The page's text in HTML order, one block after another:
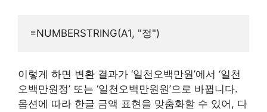
이렇게 하면 변환 결과가 ‘일천오백만원’에서 ‘일천
오백만원정’ 또는 ‘일천오백만원원’으로 바뀝니다.
옵션에 따라 한글 금액 표현을 맞춤화할 수 있어, 다